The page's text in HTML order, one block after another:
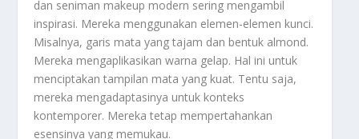
dan seniman makeup modern sering mengambil
inspirasi. Mereka menggunakan elemen-elemen kunci.
Misalnya, garis mata yang tajam dan bentuk almond.
Mereka mengaplikasikan warna gelap. Hal ini untuk
menciptakan tampilan mata yang kuat. Tentu saja,
mereka mengadaptasinya untuk konteks
kontemporer. Mereka tetap mempertahankan
esensinya yang memukau.